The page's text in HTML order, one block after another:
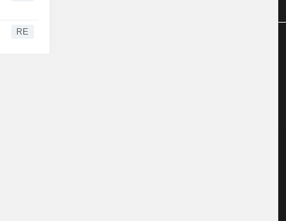
RE